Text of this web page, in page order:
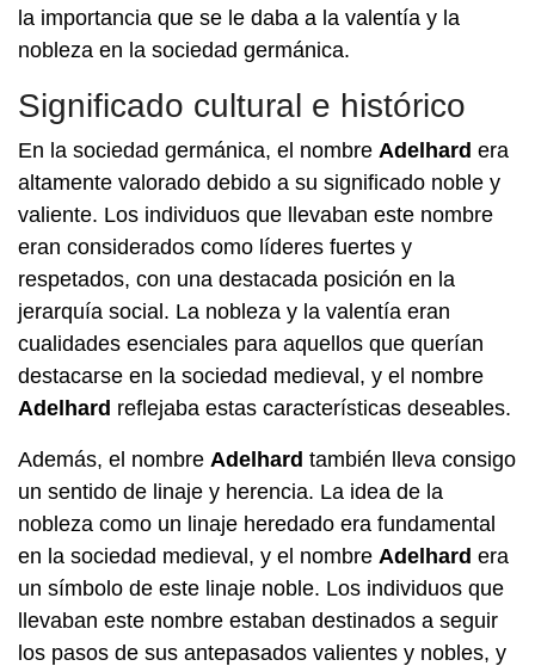
la importancia que se le daba a la valentía y la
nobleza en la sociedad germánica.
Significado cultural e histórico
En la sociedad germánica, el nombre Adelhard era
altamente valorado debido a su significado noble y
valiente. Los individuos que llevaban este nombre
eran considerados como líderes fuertes y
respetados, con una destacada posición en la
jerarquía social. La nobleza y la valentía eran
cualidades esenciales para aquellos que querían
destacarse en la sociedad medieval, y el nombre
Adelhard reflejaba estas características deseables.
Además, el nombre Adelhard también lleva consigo
un sentido de linaje y herencia. La idea de la
nobleza como un linaje heredado era fundamental
en la sociedad medieval, y el nombre Adelhard era
un símbolo de este linaje noble. Los individuos que
llevaban este nombre estaban destinados a seguir
los pasos de sus antepasados valientes y nobles, y